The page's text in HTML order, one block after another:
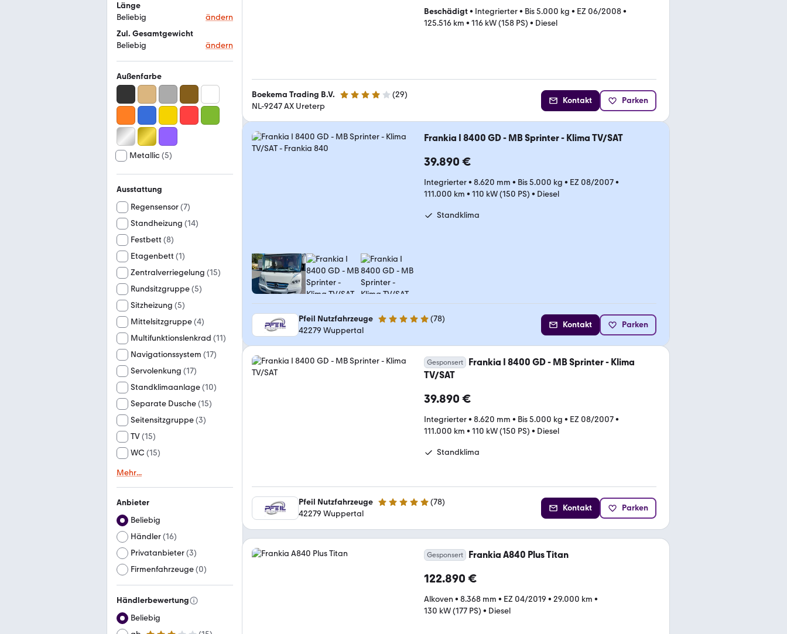
Länge
Beliebig
ändern
Zul. Gesamtgewicht
Beliebig
ändern
Außenfarbe
Metallic(5)
Ausstattung
Regensensor(7)
Standheizung (14)
Festbett (8)
Etagenbett (1)
Zentralverriegelung (15)
Rundsitzgruppe(5)
Sitzheizung (5)
Mittelsitzgruppe(4)
Multifunktionslenkrad (11)
Navigationssystem (17)
Servolenkung (17)
Standklimaanlage(10)
Separate Dusche(15)
Seitensitzgruppe(3)
TV(15)
WC (15)
Mehr...
Anbieter
Beliebig
Händler(16)
Privatanbieter(3)
Firmenfahrzeuge(0)
Händlerbewertung
Beliebig
Beschädigt• Integrierter• Bis 5.000 kg • EZ 06/2008•
125.516 km • 116 kW (158 PS) • Diesel
Boekema Trading B.V. 3.8 Sterne (29)
NL-9247 AX Ureterp
Kontakt Parken
Frankia I 8400 GD - MB Sprinter - Klima TV/SAT
39.890 €
Integrierter• 8.620 mm • Bis 5.000 kg • EZ 08/2007•
111.000 km • 110 kW (150 PS) • Diesel
Standklima
Pfeil Nutzfahrzeuge 5 Sterne (78)
42279 Wuppertal
Kontakt Parken
Gesponsert
Frankia I 8400 GD - MB Sprinter - Klima
TV/SAT
39.890 €
Integrierter• 8.620 mm • Bis 5.000 kg • EZ 08/2007•
111.000 km • 110 kW (150 PS) • Diesel
Standklima
Pfeil Nutzfahrzeuge 5 Sterne (78)
42279 Wuppertal
Kontakt Parken
Gesponsert Frankia A840 Plus Titan
122.890 €
Alkoven • 8.368 mm • EZ 04/2019 • 29.000 km •
130 kW (177 PS) • Diesel